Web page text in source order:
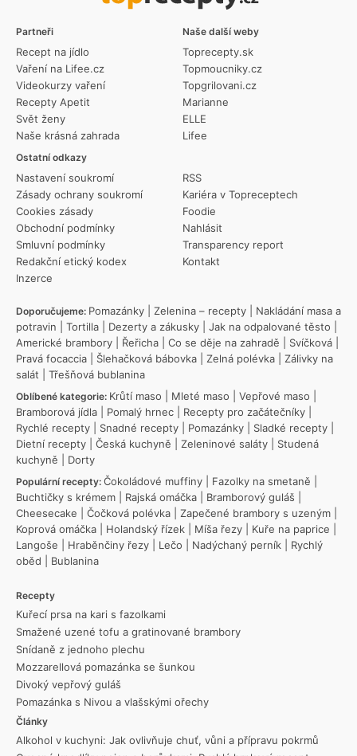
Partneři
Recept na jídlo
Vaření na Lifee.cz
Videokurzy vaření
Recepty Apetit
Svět ženy
Naše krásná zahrada
Ostatní odkazy
Nastavení soukromí
Zásady ochrany soukromí
Cookies zásady
Obchodní podmínky
Smluvní podmínky
Redakční etický kodex
Inzerce
RSS
Kariéra v Topreceptech
Foodie
Nahlásit
Transparency report
Kontakt
Naše další weby
Toprecepty.sk
Topmoucniky.cz
Topgrilovani.cz
Marianne
ELLE
Lifee
Doporučujeme: Pomazánky Zelenina – recepty
Nakládání masa a
potravin
Tortilla Dezerty a zákusky Jak na odpalované těsto
Americké brambory
Řeřicha Co se děje na zahradě Svíčková
Pravá focaccia
Šlehačková bábovka Zelná polévka
Zálivky na
salát
Třešňová bublanina
Oblíbené kategorie: Krůtí maso Mleté maso Vepřové maso
Bramborová jídla
Pomalý hrnec Recepty pro začátečníky
Rychlé recepty
Snadné recepty Pomazánky Sladké recepty
Dietní recepty
Česká kuchyně Zeleninové saláty
Studená
kuchyně
Dorty
Populární recepty: Čokoládové muffiny Fazolky na smetaně
Buchtičky s krémem
Rajská omáčka Bramborový guláš
Cheesecake
Čočková polévka Zapečené brambory s uzeným
Koprová omáčka
Holandský řízek Míša řezy Kuře na paprice
Langoše
Hraběnčiny řezy Lečo Nadýchaný perník
Rychlý
oběd
Bublanina
Recepty
Kuřecí prsa na kari s fazolkami
Smažené uzené tofu a gratinované brambory
Snídaně z jednoho plechu
Mozzarellová pomazánka se šunkou
Divoký vepřový guláš
Pomazánka s Nivou a vlašskými ořechy
Články
Alkohol v kuchyni: Jak ovlivňuje chuť, vůni a přípravu pokrmů